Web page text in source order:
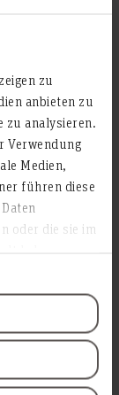
zu
anbieten zu
analysieren.
Verwendung
Medien,
führen diese
oder die sie im